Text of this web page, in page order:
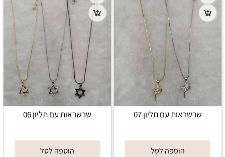
שרשראות עם תליון 07
הוספה לסל
שרשראות עם תליון 06
הוספה לסל